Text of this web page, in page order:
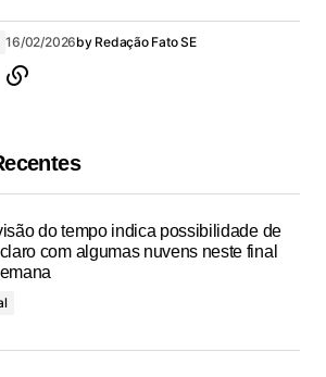
16/02/2026by Redação Fato SE
do tempo indica possibilidade de
com algumas nuvens neste final